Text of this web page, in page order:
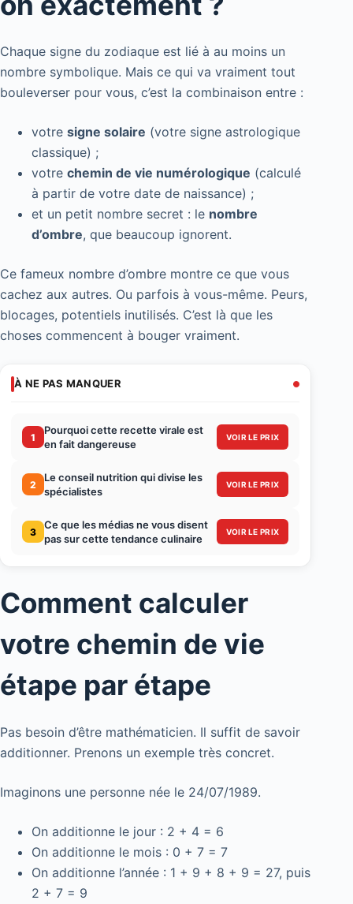
Chaque signe du zodiaque est lié à au moins un
nombre symbolique. Mais ce qui va vraiment tout
bouleverser pour vous, c’est la combinaison entre :
votre signe solaire (votre signe astrologique
classique) ;
votre chemin de vie numérologique (calculé
à partir de votre date de naissance) ;
et un petit nombre secret : le nombre
d’ombre, que beaucoup ignorent.
Ce fameux nombre d’ombre montre ce que vous
cachez aux autres. Ou parfois à vous-même. Peurs,
blocages, potentiels inutilisés. C’est là que les
choses commencent à bouger vraiment.
À NE PAS MANQUER
1
Pourquoi cette recette virale est
en fait dangereuse
VOIR LE PRIX
2
Le conseil nutrition qui divise les
spécialistes
VOIR LE PRIX
3
Ce que les médias ne vous disent
pas sur cette tendance culinaire
VOIR LE PRIX
Comment calculer
votre chemin de vie
étape par étape
Pas besoin d’être mathématicien. Il suffit de savoir
additionner. Prenons un exemple très concret.
Imaginons une personne née le 24/07/1989.
On additionne le jour : 2 + 4 = 6
On additionne le mois : 0 + 7 = 7
On additionne l’année : 1 + 9 + 8 + 9 = 27, puis
2 + 7 = 9